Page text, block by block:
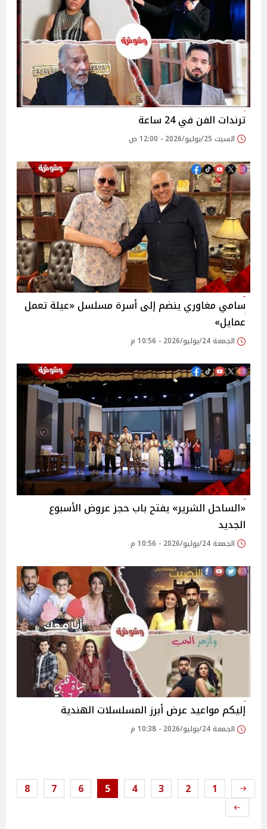
ترندات الفن في 24 ساعة
السبت 25/يوليو/2026 - 12:00 ص
سامي مغاوري ينضم إلى أسرة مسلسل «عيلة تعمل
عمايل»
الجمعة 24/يوليو/2026 - 10:56 م
«الساحل الشرير» يفتح باب حجز عروض الأسبوع
الجديد
الجمعة 24/يوليو/2026 - 10:56 م
إليكم مواعيد عرض أبرز المسلسلات الهندية
الجمعة 24/يوليو/2026 - 10:38 م
1
2
3
4
5
6
7
8